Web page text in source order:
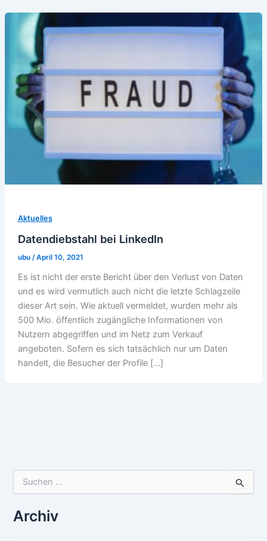
Aktuelles
Datendiebstahl bei LinkedIn
ubu /April 10, 2021
Es ist nicht der erste Bericht über den Verlust von Daten
und es wird vermutlich auch nicht die letzte Schlagzeile
dieser Art sein. Wie aktuell vermeldet, wurden mehr als
500 Mio. öffentlich zugängliche Informationen von
Nutzern abgegriffen und im Netz zum Verkauf
angeboten. Sofern es sich tatsächlich nur um Daten
handelt, die Besucher der Profile […]
nach:
Archiv